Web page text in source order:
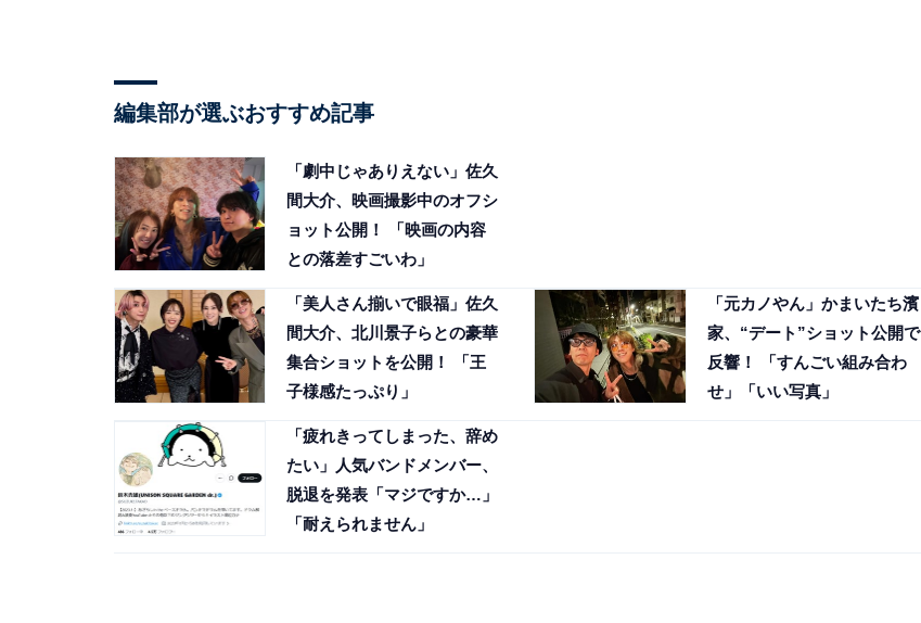
編集部が選ぶおすすめ記事
「劇中じゃありえない」佐久
間大介、映画撮影中のオフシ
ョット公開！ 「映画の内容
との落差すごいわ」
「美人さん揃いで眼福」佐久
間大介、北川景子らとの豪華
集合ショットを公開！ 「王
子様感たっぷり」
「元カノやん」かまいたち濱
家、“デート”ショット公開で
反響！ 「すんごい組み合わ
せ」「いい写真」
「疲れきってしまった、辞め
たい」人気バンドメンバー、
脱退を発表「マジですか…」
「耐えられません」